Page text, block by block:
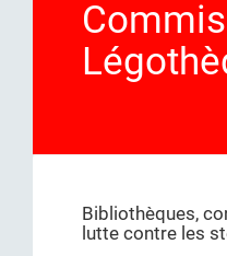
Bibliothèques,
lutte contre les